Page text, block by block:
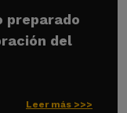
preparado
del
Leer más >>>